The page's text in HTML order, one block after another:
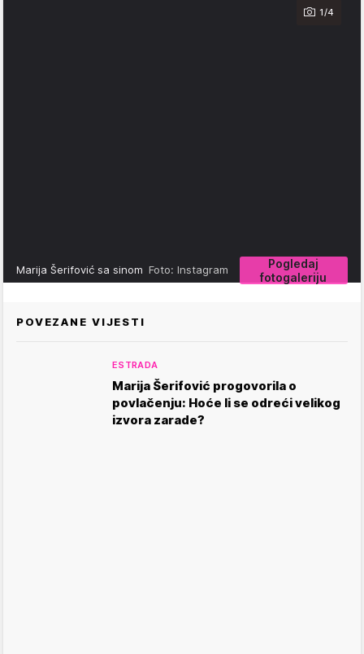
1/4
Pogledaj
fotogaleriju
Marija Šerifović sa sinom Foto: Instagram
POVEZANE VIJESTI
ESTRADA
Marija Šerifović progovorila o
povlačenju: Hoće li se odreći velikog
izvora zarade?